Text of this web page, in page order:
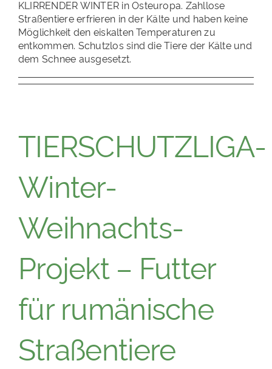
PATENSCHAFTEN
HELFER WERDEN
RATGEBER
KLIRRENDER WINTER in Osteuropa. Zahllose
Straßentiere erfrieren in der Kälte und haben keine
Möglichkeit den eiskalten Temperaturen zu
entkommen. Schutzlos sind die Tiere der Kälte und
dem Schnee ausgesetzt.
TIERSCHUTZLIGA-
Winter-
Weihnachts-
Projekt – Futter
für rumänische
Straßentiere